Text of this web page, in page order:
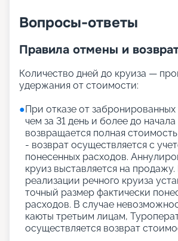
Вопросы-ответы
Правила отмены и
Количество дней до круиза —
удержания от стоимости:
●При отказе от забронированных
чем за 31 день и более до начала
возвращается полная
- возврат осуществляется с
понесенных расходов.
круиз выставляется на
реализации речного круиза
точный размер фактически
расходов. В случае
каюты третьим лицам,
осуществляется возврат